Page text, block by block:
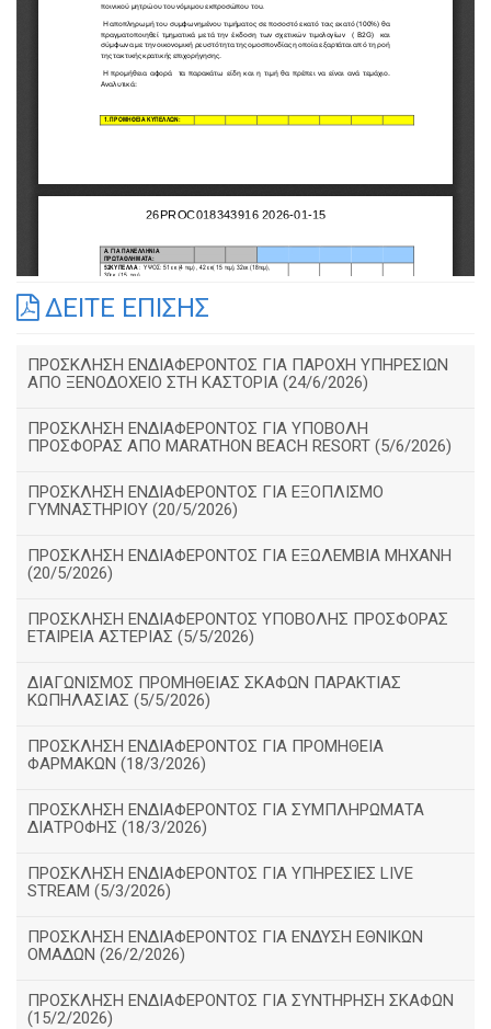
ΔΕΙΤΕ ΕΠΙΣΗΣ
ΠΡΟΣΚΛΗΣΗ ΕΝΔΙΑΦΕΡΟΝΤΟΣ ΓΙΑ ΠΑΡΟΧΗ ΥΠΗΡΕΣΙΩΝ
ΑΠΟ ΞΕΝΟΔΟΧΕΙΟ ΣΤΗ ΚΑΣΤΟΡΙΑ (24/6/2026)
ΠΡΟΣΚΛΗΣΗ ΕΝΔΙΑΦΕΡΟΝΤΟΣ ΓΙΑ ΥΠΟΒΟΛΗ
ΠΡΟΣΦΟΡΑΣ ΑΠΟ MARATHON BEACH RESORT (5/6/2026)
ΠΡΟΣΚΛΗΣΗ ΕΝΔΙΑΦΕΡΟΝΤΟΣ ΓΙΑ ΕΞΟΠΛΙΣΜΟ
ΓΥΜΝΑΣΤΗΡΙΟΥ (20/5/2026)
ΠΡΟΣΚΛΗΣΗ ΕΝΔΙΑΦΕΡΟΝΤΟΣ ΓΙΑ ΕΞΩΛΕΜΒΙΑ ΜΗΧΑΝΗ
(20/5/2026)
ΠΡΟΣΚΛΗΣΗ ΕΝΔΙΑΦΕΡΟΝΤΟΣ ΥΠΟΒΟΛΗΣ ΠΡΟΣΦΟΡΑΣ
ΕΤΑΙΡΕΙΑ ΑΣΤΕΡΙΑΣ (5/5/2026)
ΔΙΑΓΩΝΙΣΜΟΣ ΠΡΟΜΗΘΕΙΑΣ ΣΚΑΦΩΝ ΠΑΡΑΚΤΙΑΣ
ΚΩΠΗΛΑΣΙΑΣ (5/5/2026)
ΠΡΟΣΚΛΗΣΗ ΕΝΔΙΑΦΕΡΟΝΤΟΣ ΓΙΑ ΠΡΟΜΗΘΕΙΑ
ΦΑΡΜΑΚΩΝ (18/3/2026)
ΠΡΟΣΚΛΗΣΗ ΕΝΔΙΑΦΕΡΟΝΤΟΣ ΓΙΑ ΣΥΜΠΛΗΡΩΜΑΤΑ
ΔΙΑΤΡΟΦΗΣ (18/3/2026)
ΠΡΟΣΚΛΗΣΗ ΕΝΔΙΑΦΕΡΟΝΤΟΣ ΓΙΑ ΥΠΗΡΕΣΙΕΣ LIVE
STREAM (5/3/2026)
ΠΡΟΣΚΛΗΣΗ ΕΝΔΙΑΦΕΡΟΝΤΟΣ ΓΙΑ ΕΝΔΥΣΗ ΕΘΝΙΚΩΝ
ΟΜΑΔΩΝ (26/2/2026)
ΠΡΟΣΚΛΗΣΗ ΕΝΔΙΑΦΕΡΟΝΤΟΣ ΓΙΑ ΣΥΝΤΗΡΗΣΗ ΣΚΑΦΩΝ
(15/2/2026)